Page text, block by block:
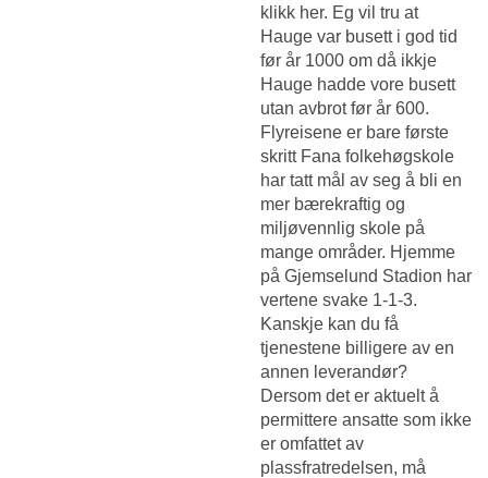
klikk her. Eg vil tru at
Hauge var busett i god tid
før år 1000 om då ikkje
Hauge hadde vore busett
utan avbrot før år 600.
Flyreisene er bare første
skritt Fana folkehøgskole
har tatt mål av seg å bli en
mer bærekraftig og
miljøvennlig skole på
mange områder. Hjemme
på Gjemselund Stadion har
vertene svake 1-1-3.
Kanskje kan du få
tjenestene billigere av en
annen leverandør?
Dersom det er aktuelt å
permittere ansatte som ikke
er omfattet av
plassfratredelsen, må